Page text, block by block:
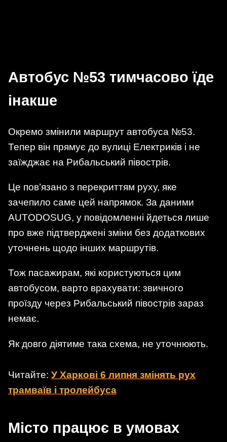
Автобус №53 тимчасово їде
інакше
Окремо змінили маршрут автобуса №53.
Тепер він прямує до вулиці Електриків і не
заїжджає на Рибальський півострів.
Це пов’язано з перекриттям руху, яке
зачепило саме цей напрямок. За даними
AUTODOSUG, у повідомленні йдеться лише
про вже підтверджені зміни без додаткових
уточнень щодо інших маршрутів.
Тож пасажирам, які користуються цим
автобусом, варто врахувати: звичного
проїзду через Рибальський півострів зараз
немає.
Як довго діятиме така схема, не уточнюють.
Читайте: У Харкові 6 липня змінять рух
трамваїв і тролейбуса
Місто працює в умовах